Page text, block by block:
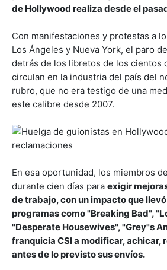
de Hollywood realiza desde el
Con manifestaciones y protestas a
Los Ángeles y Nueva York, el paro
detrás de los libretos de los cientos
circulan en la industria del país del
rubro, que no era testigo de una
este calibre desde 2007.
En esa oportunidad, los miembros
durante cien días para exigir
de trabajo, con un impacto que
programas como "Breaking Bad",
"Desperate Housewives", "Grey"s
franquicia CSI a modificar, achicar,
antes de lo previsto sus envíos.